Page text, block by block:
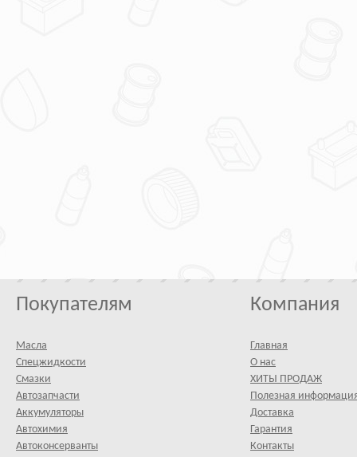
Покупателям
Масла
Спецжидкости
Смазки
Автозапчасти
Аккумуляторы
Автохимия
Автоконсерванты
Компания
Главная
О нас
ХИТЫ ПРОДАЖ
Полезная
Доставка
Гарантия
Контакты